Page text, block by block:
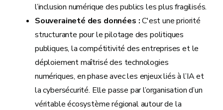
l’inclusion numérique des publics les plus fragilisés.
Souveraineté des données :C'est une priorité
structurante pour le pilotage des politiques
publiques, la compétitivité des entreprises et le
déploiement maîtrisé des technologies
numériques, en phase avec les enjeux liés à l’IA et
la cybersécurité. Elle passe par l’organisation d’un
véritable écosystème régional autour de la